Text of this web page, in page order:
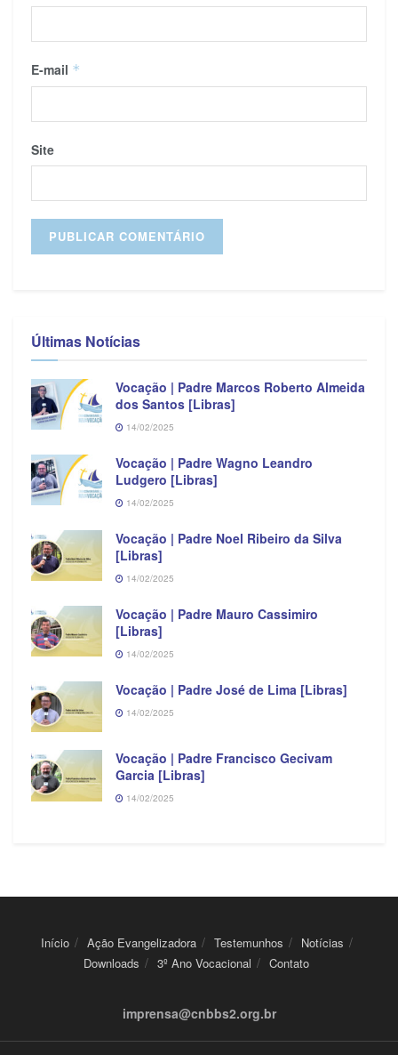
E-mail *
Site
Últimas Notícias
Vocação | Padre Marcos Roberto Almeida
dos Santos [Libras]
14/02/2025
Vocação | Padre Wagno Leandro
Ludgero [Libras]
14/02/2025
Vocação | Padre Noel Ribeiro da Silva
[Libras]
14/02/2025
Vocação | Padre Mauro Cassimiro
[Libras]
14/02/2025
Vocação | Padre José de Lima [Libras]
14/02/2025
Vocação | Padre Francisco Gecivam
Garcia [Libras]
14/02/2025
Início Ação Evangelizadora Testemunhos
Notícias
Downloads
3º Ano Vocacional Contato
imprensa@cnbbs2.org.br